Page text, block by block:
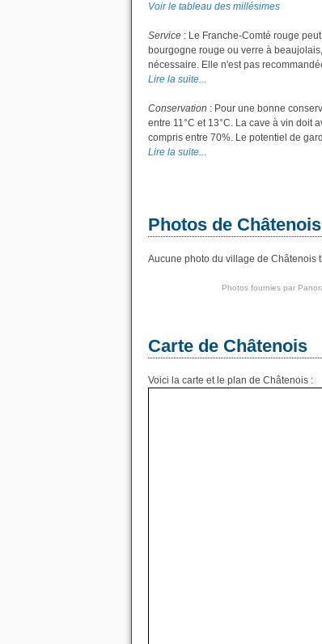
Voir le tableau des millésimes
Service : Le Franche-Comté rouge
bourgogne rouge ou verre à
nécessaire. Elle n'est pas
Lire la suite...
Conservation : Pour une bonne
entre 11°C et 13°C. La cave à vin doit
compris entre 70%. Le potentiel de
Lire la suite...
Photos de Châtenois
Aucune photo du village de Châtenois
Photos fournies par
Carte de Châtenois
Voici la carte et le plan de Châtenois :